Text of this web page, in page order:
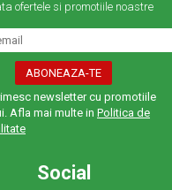
DE AER CONDIȚIONAT ȘI
ÎNTREȚINEREA ȘI
și curățare a aparatului de
pentru menținerea
și pentru prelungirea
să se efectueze
sănătos și plăcut.
ofertele si promotiile noastre
newsletter cu promotiile
Afla mai multe in Politica de
Social